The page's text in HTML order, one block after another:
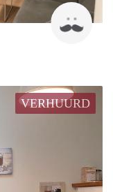
joost
VERHUURD